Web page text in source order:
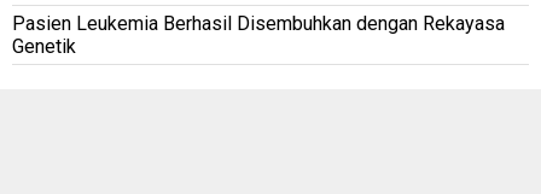
Pasien Leukemia Berhasil Disembuhkan dengan Rekayasa
Genetik